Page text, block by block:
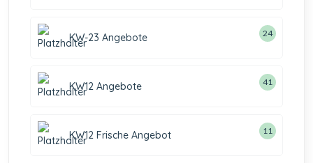
KW-23 Angebote 24
KW12 Angebote 41
KW12 Frische Angebot 11